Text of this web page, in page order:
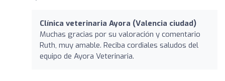
Clínica veterinaria Ayora (Valencia ciudad)
Muchas gracias por su valoración y comentario
Ruth, muy amable. Reciba cordiales saludos del
equipo de Ayora Veterinaria.